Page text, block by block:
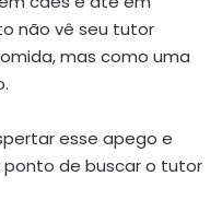
não vê seu tutor
mas como uma
esse apego e
de buscar o tutor